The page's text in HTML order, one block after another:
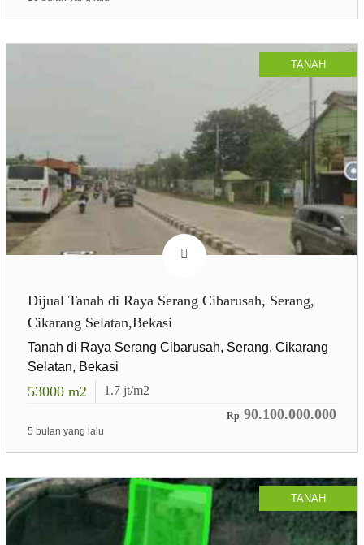
TANAH
Dijual Tanah di Raya Serang Cibarusah, Serang,
Cikarang Selatan,Bekasi
Tanah di Raya Serang Cibarusah, Serang, Cikarang
Selatan, Bekasi
53000 m2 1.7 jt/m2
Rp 90.100.000.000
5 bulan yang lalu
TANAH